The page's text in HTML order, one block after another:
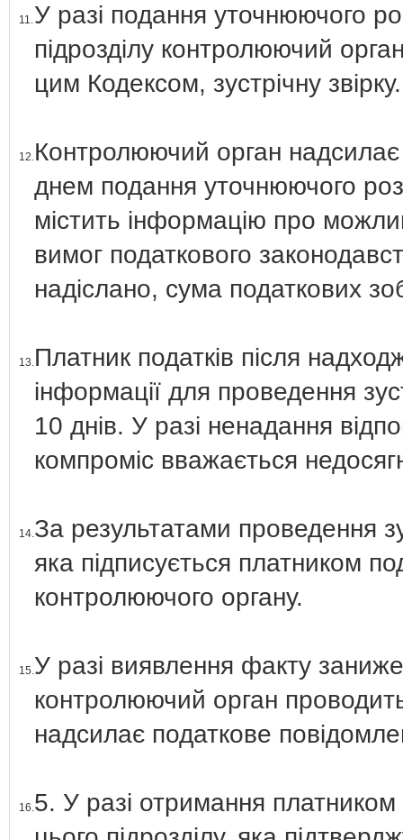
11.У разі подання уточнюючого
підрозділу контролюючий
цим Кодексом, зустрічну звірку.
12.Контролюючий орган надсилає
днем подання уточнюючого
містить інформацію про
вимог податкового
надіслано, сума податкових
13.Платник податків після
інформації для проведення
10 днів. У разі ненадання
компроміс вважається
14.За результатами проведення
яка підписується платником
контролюючого органу.
15.У разі виявлення факту
контролюючий орган
надсилає податкове
16.5. У разі отримання платником